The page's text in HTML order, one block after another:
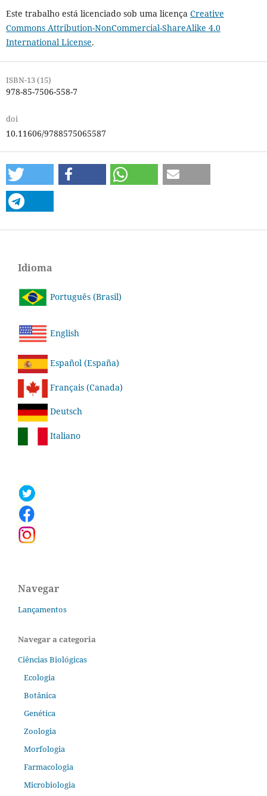
Este trabalho está licenciado sob uma licença Creative
Commons Attribution-NonCommercial-ShareAlike 4.0
International License.
ISBN-13 (15)
978-85-7506-558-7
doi
10.11606/9788575065587
Idioma
Português (Brasil)
English
Español (España)
Français (Canada)
Deutsch
Italiano
Navegar
Lançamentos
Navegar a categoria
Ciências Biológicas
Ecologia
Botânica
Genética
Zoologia
Morfologia
Farmacologia
Microbiologia